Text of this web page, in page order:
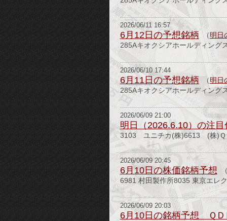
2026/06/11 16:57
6月12日の予想銘柄 （明日
285Aキオクシアホールディン
2026/06/10 17:44
6月11日の予想銘柄 （明日
285Aキオクシアホールディン
2026/06/09 21:00
明日（2026.6.10）の注目
3103 ユニチカ(株)6613 (株)
2026/06/09 20:45
6月10日の株価銘柄予想
6981 村田製作所8035 東京エレ
2026/06/09 20:03
6月10日の銘柄予想 ＱＤ